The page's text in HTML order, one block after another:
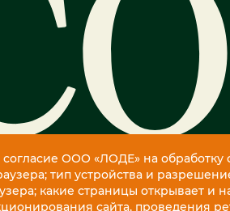
ООО «ЛОДЕ» на
тип устройства и
какие страницы открывает
сайта, проведения